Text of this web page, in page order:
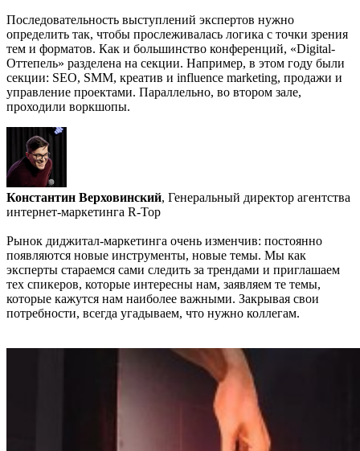
Последовательность выступлений экспертов нужно
определить так, чтобы прослеживалась логика с точки зрения
тем и форматов. Как и большинство конференций, «Digital-
Оттепель» разделена на секции. Например, в этом году были
секции: SEO, SMM, креатив и influence marketing, продажи и
управление проектами. Параллельно, во втором зале,
проходили воркшопы.
Константин Верховинский, Генеральный директор агентства
интернет-маркетинга R-Top
Рынок диджитал-маркетинга очень изменчив: постоянно
появляются новые инструменты, новые темы. Мы как
эксперты стараемся сами следить за трендами и приглашаем
тех спикеров, которые интересны нам, заявляем те темы,
которые кажутся нам наиболее важными. Закрывая свои
потребности, всегда угадываем, что нужно коллегам.